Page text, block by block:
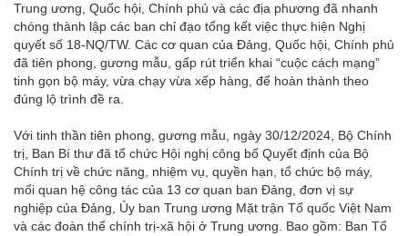
Trung ương, Quốc hội, Chính phủ và các địa phương đã nhanh
chóng thành lập các ban chỉ đạo tổng kết việc thực hiện Nghị
quyết số 18-NQ/TW. Các cơ quan của Đảng, Quốc hội, Chính phủ
đã tiên phong, gương mẫu, gấp rút triển khai “cuộc cách mạng”
tinh gọn bộ máy, vừa chạy vừa xếp hàng, để hoàn thành theo
đúng lộ trình đề ra.
Với tinh thần tiên phong, gương mẫu, ngày 30/12/2024, Bộ Chính
trị, Ban Bí thư đã tổ chức Hội nghị công bố Quyết định của Bộ
Chính trị về chức năng, nhiệm vụ, quyền hạn, tổ chức bộ máy,
mối quan hệ công tác của 13 cơ quan ban Đảng, đơn vị sự
nghiệp của Đảng, Ủy ban Trung ương Mặt trận Tổ quốc Việt Nam
và các đoàn thể chính trị-xã hội ở Trung ương. Bao gồm: Ban Tổ